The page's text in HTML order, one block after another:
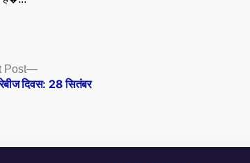
Post
Next
post:
दिवस: 28 सितंबर